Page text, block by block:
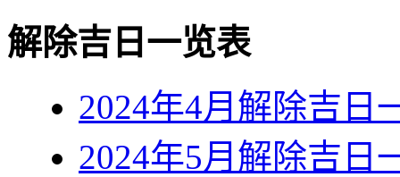
解除吉日一览表
2024年4月解除吉日
2024年5月解除吉日